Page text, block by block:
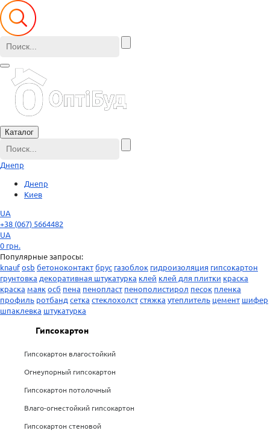
Каталог
Днепр
Днепр
Киев
UA
+38 (067) 5664482
UA
0 грн.
Популярные запросы:
knaufosb бетоноконтактбрус газоблок гидроизоляция гипсокартон
грунтовка декоративная штукатурка клей клей для плитки краска
краска маякосб пена пенопласт пенополистирол песок пленка
профиль ротбанд сетка стеклохолстстяжка утеплитель цемент шифер
шпаклевка штукатурка
Гипсокартон
Гипсокартон влагостойкий
Огнеупорный гипсокартон
Гипсокартон потолочный
Влаго-огнестойкий гипсокартон
Гипсокартон стеновой